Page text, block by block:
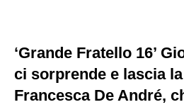
‘Grande Fratello 16’
ci sorprende e lascia
Francesca De André,